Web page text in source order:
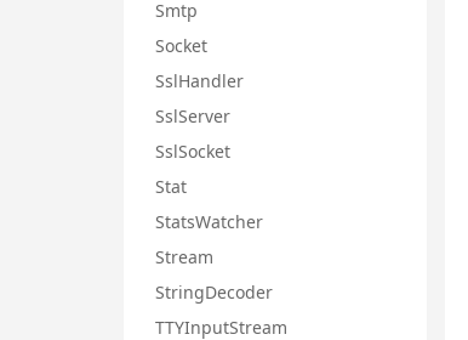
Smtp
Socket
SslHandler
SslServer
SslSocket
Stat
StatsWatcher
Stream
StringDecoder
TTYInputStream